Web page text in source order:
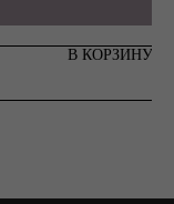
В КОРЗИНУ